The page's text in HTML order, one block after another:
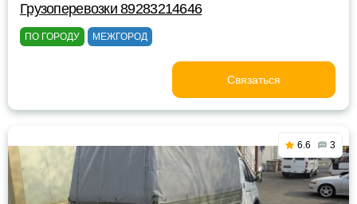
Грузоперевозки 89283214646
ПО ГОРОДУ МЕЖГОРОД
Связаться
6.6 3